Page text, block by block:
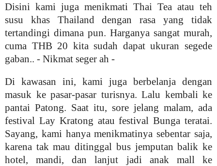
Disini kami juga menikmati Thai Tea atau teh
susu khas Thailand dengan rasa yang tidak
tertandingi dimana pun. Harganya sangat murah,
cuma THB 20 kita sudah dapat ukuran segede
gaban.. - Nikmat seger ah -
Di kawasan ini, kami juga berbelanja dengan
masuk ke pasar-pasar turisnya. Lalu kembali ke
pantai Patong. Saat itu, sore jelang malam, ada
festival Lay Kratong atau festival Bunga teratai.
Sayang, kami hanya menikmatinya sebentar saja,
karena tak mau ditinggal bus jemputan balik ke
hotel, mandi, dan lanjut jadi anak mall ke